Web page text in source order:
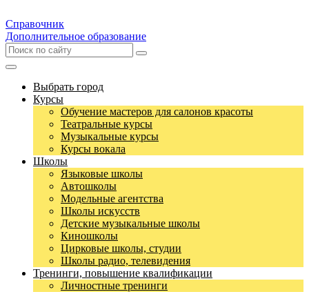
Справочник
Дополнительное образование
Выбрать город
Курсы
Обучение мастеров для салонов красоты
Театральные курсы
Музыкальные курсы
Курсы вокала
Школы
Языковые школы
Автошколы
Модельные агентства
Школы искусств
Детские музыкальные школы
Киношколы
Цирковые школы, студии
Школы радио, телевидения
Тренинги, повышение квалификации
Личностные тренинги